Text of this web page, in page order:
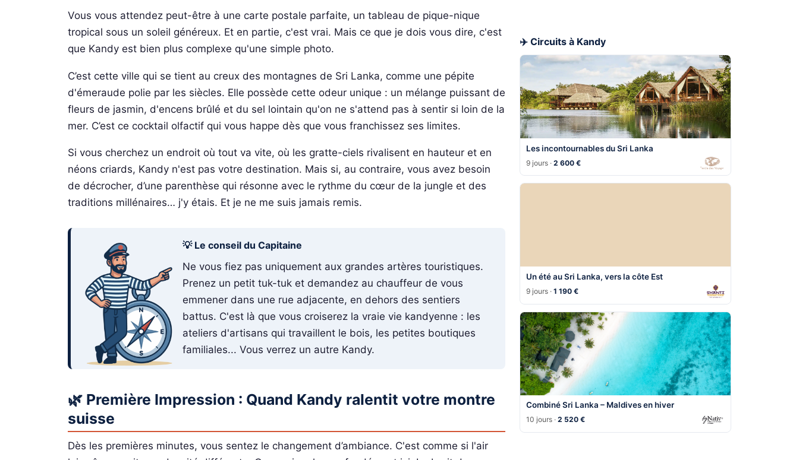
Vous vous attendez peut-être à une carte postale parfaite, un tableau de pique-nique
tropical sous un soleil généreux. Et en partie, c'est vrai. Mais ce que je dois vous dire, c'est
que Kandy est bien plus complexe qu'une simple photo.
C’est cette ville qui se tient au creux des montagnes de Sri Lanka, comme une pépite
d'émeraude polie par les siècles. Elle possède cette odeur unique : un mélange puissant de
fleurs de jasmin, d'encens brûlé et du sel lointain qu'on ne s'attend pas à sentir si loin de la
mer. C’est ce cocktail olfactif qui vous happe dès que vous franchissez ses limites.
Si vous cherchez un endroit où tout va vite, où les gratte-ciels rivalisent en hauteur et en
néons criards, Kandy n'est pas votre destination. Mais si, au contraire, vous avez besoin
de décrocher, d’une parenthèse qui résonne avec le rythme du cœur de la jungle et des
traditions millénaires… j'y étais. Et je ne me suis jamais remis.
💡 Le conseil du Capitaine
Ne vous fiez pas uniquement aux grandes artères touristiques.
Prenez un petit tuk-tuk et demandez au chauffeur de vous
emmener dans une rue adjacente, en dehors des sentiers
battus. C'est là que vous croiserez la vraie vie kandyenne : les
ateliers d'artisans qui travaillent le bois, les petites boutiques
familiales... Vous verrez un autre Kandy.
🌿 Première Impression : Quand Kandy ralentit votre montre
suisse
Dès les premières minutes, vous sentez le changement d’ambiance. C'est comme si l'air
✈️ Circuits à Kandy
Les incontournables du Sri Lanka
9 jours ·2 600 €
Un été au Sri Lanka, vers la côte Est
9 jours ·1 190 €
Combiné Sri Lanka – Maldives en hiver
10 jours ·2 520 €